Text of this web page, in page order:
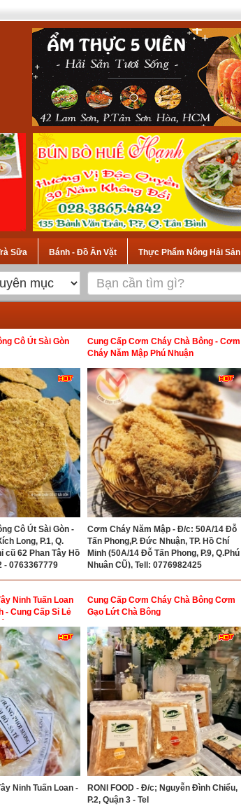
Sữa Bánh - Đồ Ăn Vặt Thực Phẩm Nông Hải Sản
Cô Út Sài Gòn
Cô Út Sài Gòn -
Long, P.1, Q.
cũ 62 Phan Tây Hồ
- 0763367779
Cung Cấp Cơm Cháy Chà Bông - Cơm
Cháy Năm Mập Phú Nhuận
Cơm Cháy Năm Mập - Đ/c: 50A/14 Đỗ
Tấn Phong,P. Đức Nhuận, TP. Hồ Chí
Minh (50A/14 Đỗ Tấn Phong, P.9, Q.Phú
Nhuận CŨ), Tell: 0776982425
Ninh Tuấn Loan
- Cung Cấp Sỉ Lẻ
Ninh Tuấn Loan -
Cung Cấp Cơm Cháy Chà Bông Cơm
Gạo Lứt Chà Bông
RONI FOOD - Đ/c; Nguyễn Đình Chiểu,
P.2, Quận 3 - Tel